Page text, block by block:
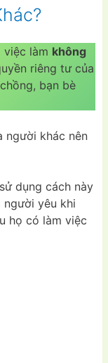
việc làm không
riêng tư của
bạn bè
người khác nên
dụng cách này
yêu khi
họ có làm việc